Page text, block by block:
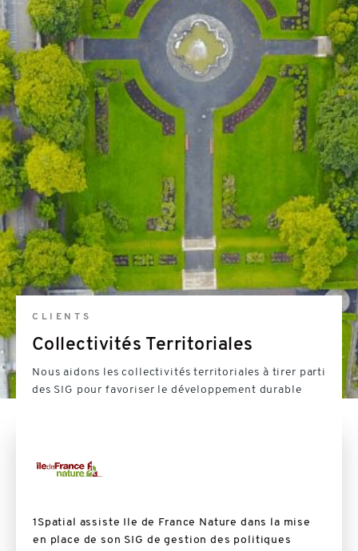
CLIENTS
Collectivités Territoriales
Nous aidons les collectivités territoriales à tirer parti
des SIG pour favoriser le développement durable
1Spatial assiste Ile de France Nature dans la mise
en place de son SIG de gestion des politiques